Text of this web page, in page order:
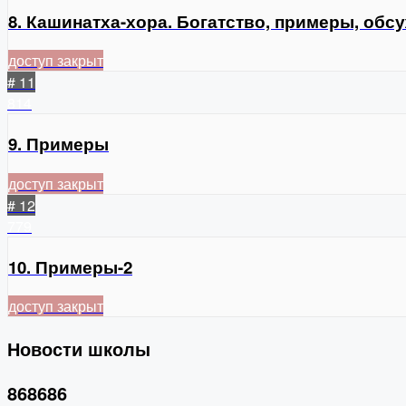
8. Кашинатха-хора. Богатство, примеры,
доступ закрыт
# 11
9. Примеры
доступ закрыт
# 12
10. Примеры-2
доступ закрыт
Новости школы
868686